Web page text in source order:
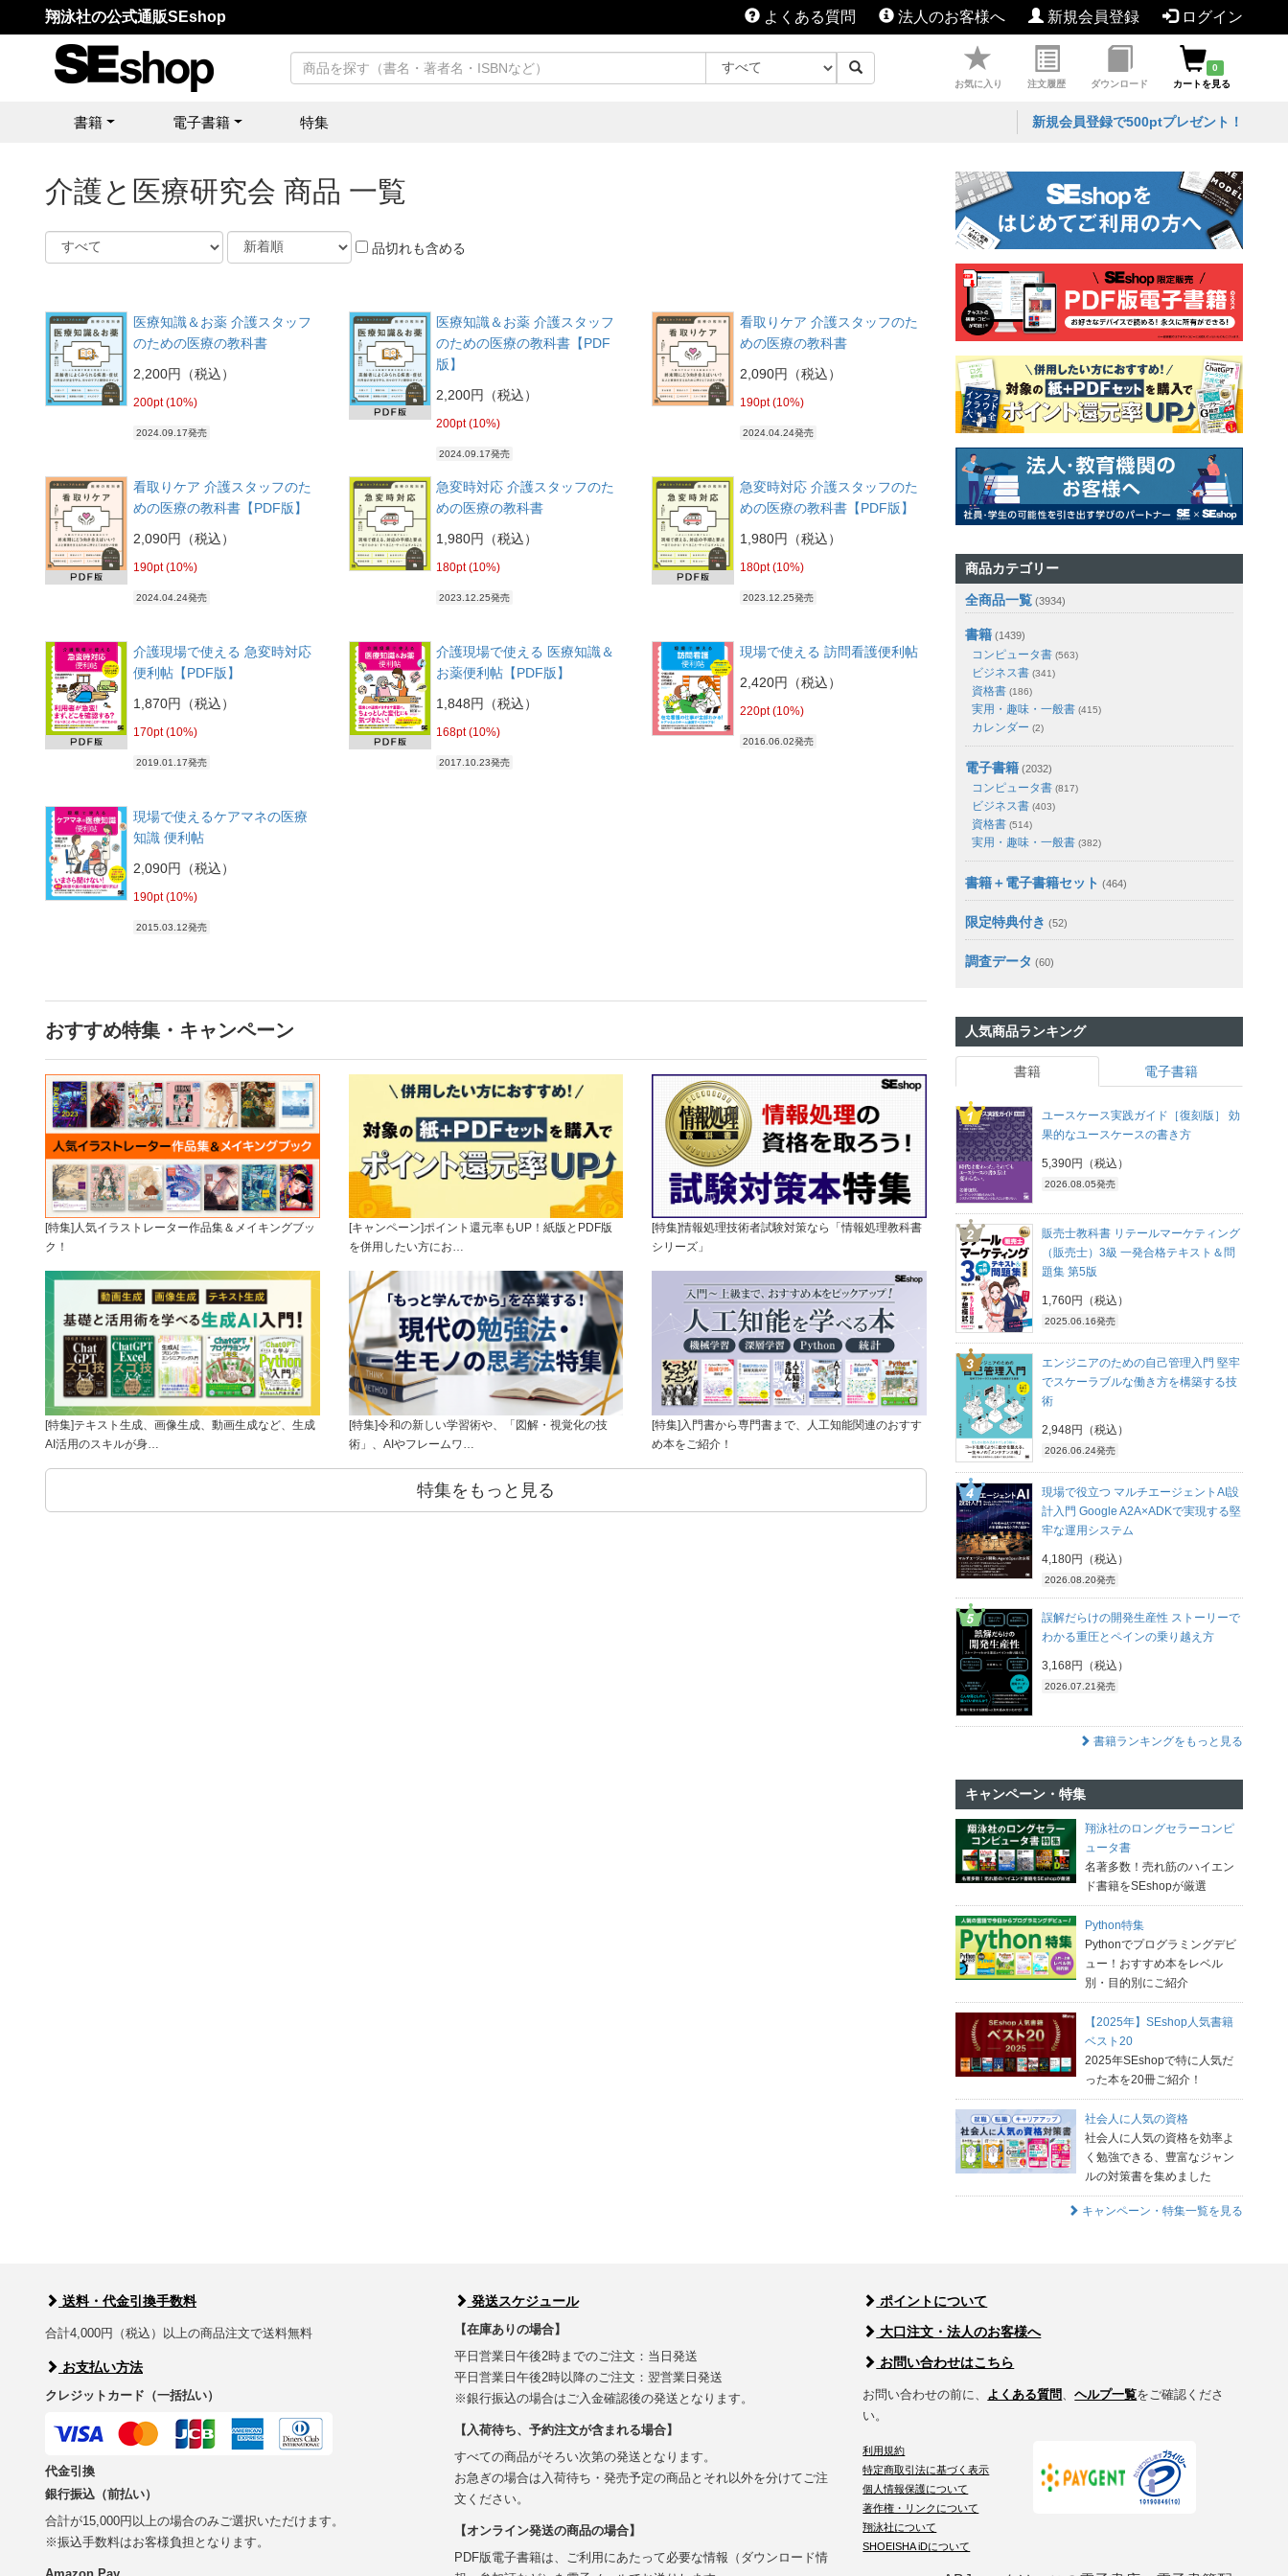
翔泳社の公式通販SEshop よくある質問 法人のお客様へ 新規会員登録 ログイン
お気に入り 注文履歴 ダウンロード
0
カートを見る
書籍 電子書籍 特集 新規会員登録で500ptプレゼント！
介護と医療研究会 商品 一覧
品切れも含める
医療知識＆お薬 介護スタッフ
のための医療の教科書
2,200円（税込）
200pt (10%)
2024.09.17発売
医療知識＆お薬 介護スタッフ
のための医療の教科書【PDF
版】
2,200円（税込）
200pt (10%)
2024.09.17発売
看取りケア 介護スタッフのた
めの医療の教科書
2,090円（税込）
190pt (10%)
2024.04.24発売
看取りケア 介護スタッフのた
めの医療の教科書【PDF版】
2,090円（税込）
190pt (10%)
2024.04.24発売
急変時対応 介護スタッフのた
めの医療の教科書
1,980円（税込）
180pt (10%)
2023.12.25発売
急変時対応 介護スタッフのた
めの医療の教科書【PDF版】
1,980円（税込）
180pt (10%)
2023.12.25発売
介護現場で使える 急変時対応
便利帖【PDF版】
1,870円（税込）
170pt (10%)
2019.01.17発売
介護現場で使える 医療知識＆
お薬便利帖【PDF版】
1,848円（税込）
168pt (10%)
2017.10.23発売
現場で使える 訪問看護便利帖
2,420円（税込）
220pt (10%)
2016.06.02発売
現場で使えるケアマネの医療
知識 便利帖
2,090円（税込）
190pt (10%)
2015.03.12発売
おすすめ特集・キャンペーン
[特集]人気イラストレーター作品集＆メイキングブッ
ク！
[キャンペーン]ポイント還元率もUP！紙版とPDF版
を併用したい方にお…
[特集]情報処理技術者試験対策なら「情報処理教科書
シリーズ」
[特集]テキスト生成、画像生成、動画生成など、生成
AI活用のスキルが身…
[特集]令和の新しい学習術や、「図解・視覚化の技
術」、AIやフレームワ…
[特集]入門書から専門書まで、人工知能関連のおすす
め本をご紹介！
特集をもっと見る
商品カテゴリー
全商品一覧 (3934)
書籍 (1439)
コンピュータ書 (563)
ビジネス書 (341)
資格書 (186)
実用・趣味・一般書 (415)
カレンダー (2)
電子書籍 (2032)
コンピュータ書 (817)
ビジネス書 (403)
資格書 (514)
実用・趣味・一般書 (382)
書籍＋電子書籍セット (464)
限定特典付き (52)
調査データ (60)
人気商品ランキング
書籍 電子書籍
ユースケース実践ガイド［復刻版］ 効
果的なユースケースの書き方
5,390円（税込）
2026.08.05発売
販売士教科書 リテールマーケティング
（販売士）3級 一発合格テキスト＆問
題集 第5版
1,760円（税込）
2025.06.16発売
エンジニアのための自己管理入門 堅牢
でスケーラブルな働き方を構築する技
術
2,948円（税込）
2026.06.24発売
現場で役立つ マルチエージェントAI設
計入門 Google A2A×ADKで実現する堅
牢な運用システム
4,180円（税込）
2026.08.20発売
誤解だらけの開発生産性 ストーリーで
わかる重圧とペインの乗り越え方
3,168円（税込）
2026.07.21発売
書籍ランキングをもっと見る
キャンペーン・特集
翔泳社のロングセラーコンピ
ュータ書
名著多数！売れ筋のハイエン
ド書籍をSEshopが厳選
Python特集
Pythonでプログラミングデビ
ュー！おすすめ本をレベル
別・目的別にご紹介
【2025年】SEshop人気書籍
ベスト20
2025年SEshopで特に人気だ
った本を20冊ご紹介！
社会人に人気の資格
社会人に人気の資格を効率よ
く勉強できる、豊富なジャン
ルの対策書を集めました
キャンペーン・特集一覧を見る
送料・代金引換手数料
合計4,000円（税込）以上の商品注文で送料無料
お支払い方法
クレジットカード（一括払い）
代金引換
銀行振込（前払い）
合計が15,000円以上の場合のみご選択いただけます。
※振込手数料はお客様負担となります。
発送スケジュール
【在庫ありの場合】
平日営業日午後2時までのご注文：当日発送
平日営業日午後2時以降のご注文：翌営業日発送
※銀行振込の場合はご入金確認後の発送となります。
【入荷待ち、予約注文が含まれる場合】
すべての商品がそろい次第の発送となります。
お急ぎの場合は入荷待ち・発売予定の商品とそれ以外を分けてご注
文ください。
【オンライン発送の商品の場合】
PDF版電子書籍は、ご利用にあたって必要な情報（ダウンロード情
ポイントについて
大口注文・法人のお客様へ
お問い合わせはこちら
お問い合わせの前に、 よくある質問、ヘルプ一覧をご確認くださ
い。
利用規約
特定商取引法に基づく表示
個人情報保護について
著作権・リンクについて
翔泳社について
SHOEISHA iDについて